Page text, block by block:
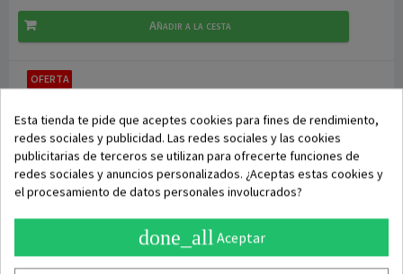
Añadir a la cesta
OFERTA
Esta tienda te pide que aceptes cookies para fines de rendimiento,
redes sociales y publicidad. Las redes sociales y las cookies
publicitarias de terceros se utilizan para ofrecerte funciones de
redes sociales y anuncios personalizados. ¿Aceptas estas cookies y
el procesamiento de datos personales involucrados?
done_all Aceptar